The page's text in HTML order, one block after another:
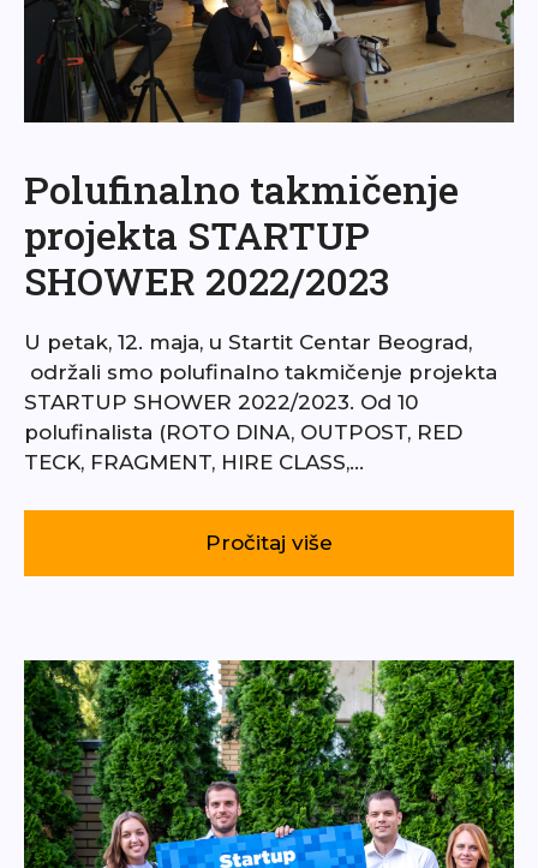
Polufinalno takmičenje
projekta STARTUP
SHOWER 2022/2023
U petak, 12. maja, u Startit Centar Beograd,
održali smo polufinalno takmičenje projekta
STARTUP SHOWER 2022/2023. Od 10
polufinalista (ROTO DINA, OUTPOST, RED
TECK, FRAGMENT, HIRE CLASS,…
Pročitaj više